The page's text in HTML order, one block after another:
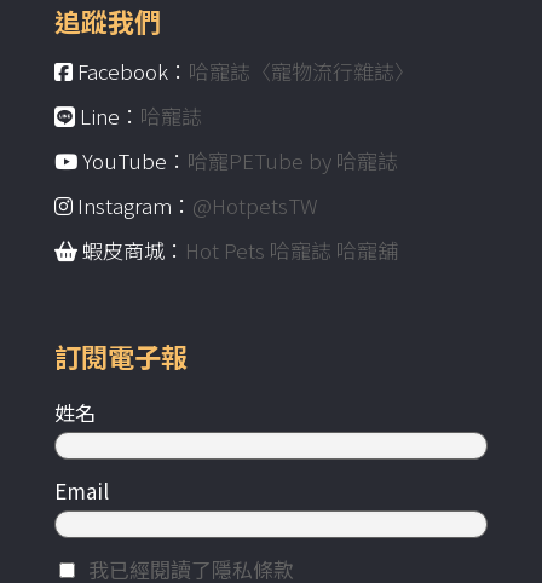
追蹤我們
Facebook： 哈寵誌〈寵物流行雜誌〉
Line： 哈寵誌
YouTube： 哈寵PETube by 哈寵誌
Instagram： @HotpetsTW
蝦皮商城： Hot Pets 哈寵誌 哈寵舖
訂閱電子報
姓名
Email
我已經閱讀了隱私條款